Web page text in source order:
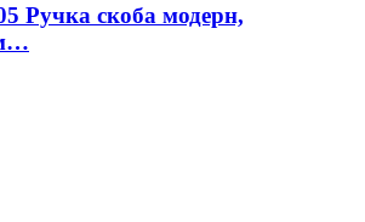
Ручка скоба модерн,